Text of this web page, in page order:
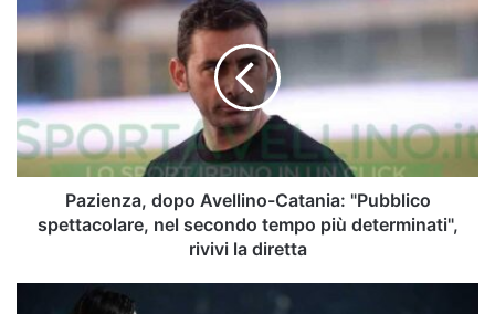
dopo
Catania:
spettacolare,
nel
secondo
tempo
determinati",
diretta
Pazienza, dopo Avellino-Catania: "Pubblico
spettacolare, nel secondo tempo più determinati",
rivivi la diretta